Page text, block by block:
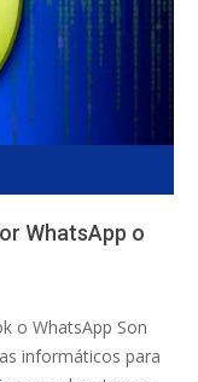
WhatsApp o
o WhatsApp Son
informáticos para